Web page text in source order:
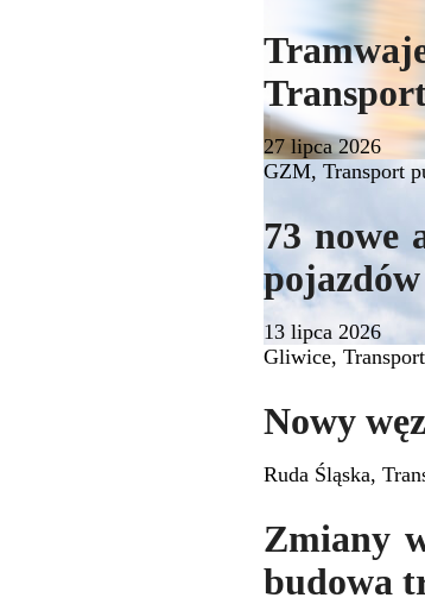
27 lipca 2026
GZM, Transport
73 nowe
pojazdów
13 lipca 2026
Gliwice,
Nowy
Ruda Śląska,
Zmiany
budowa